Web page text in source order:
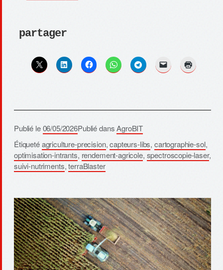
partager
Publié le06/05/2026Publié dansAgroBIT
Étiquetéagriculture-precision,capteurs-libs, cartographie-sol,
optimisation-intrants, rendement-agricole, spectroscopie-laser,
suivi-nutriments,terraBlaster